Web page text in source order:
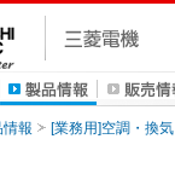
情報 [業務用]空調・換気